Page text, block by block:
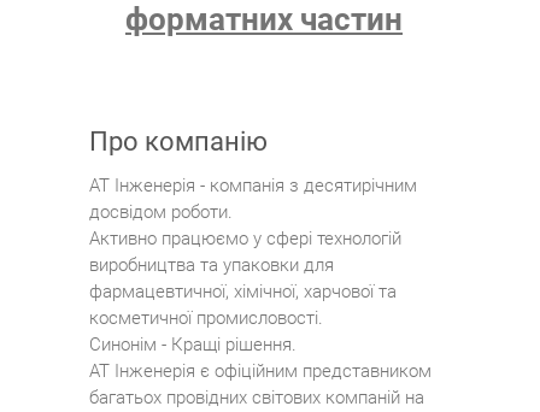
форматних частин
Про компанію
АТ Інженерія - компанія з десятирічним
досвідом роботи.
Активно працюємо у сфері технологій
виробництва та упаковки для
фармацевтичної, хімічної, харчової та
косметичної промисловості.
Синонім - Кращі рішення.
АТ Інженерія є офіційним представником
багатьох провідних світових компаній на